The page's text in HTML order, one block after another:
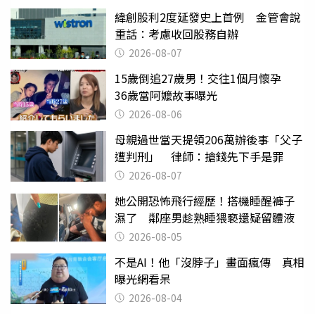
緯創股利2度延發史上首例 金管會說
重話：考慮收回股務自辦
2026-08-07
15歲倒追27歲男！交往1個月懷孕
36歲當阿嬤故事曝光
2026-08-06
母親過世當天提領206萬辦後事「父子
遭判刑」 律師：搶錢先下手是罪
2026-08-07
她公開恐怖飛行經歷！搭機睡醒褲子
濕了 鄰座男趁熟睡猥褻還疑留體液
2026-08-05
不是AI！他「沒脖子」畫面瘋傳 真相
曝光網看呆
2026-08-04